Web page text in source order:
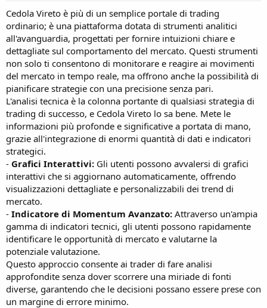
a
r
t
e
Cedola Vireto è più di un semplice portale di trading
ordinario; è una piattaforma dotata di strumenti analitici
all'avanguardia, progettati per fornire intuizioni chiare e
dettagliate sul comportamento del mercato. Questi strumenti
non solo ti consentono di monitorare e reagire ai movimenti
del mercato in tempo reale, ma offrono anche la possibilità di
pianificare strategie con una precisione senza pari.
L'analisi tecnica è la colonna portante di qualsiasi strategia di
trading di successo, e Cedola Vireto lo sa bene. Mete le
informazioni più profonde e significative a portata di mano,
grazie all'integrazione di enormi quantità di dati e indicatori
strategici.
- Grafici Interattivi: Gli utenti possono avvalersi di grafici
interattivi che si aggiornano automaticamente, offrendo
visualizzazioni dettagliate e personalizzabili dei trend di
mercato.
- Indicatore di Momentum Avanzato: Attraverso un'ampia
gamma di indicatori tecnici, gli utenti possono rapidamente
identificare le opportunità di mercato e valutarne la
potenziale valutazione.
Questo approccio consente ai trader di fare analisi
approfondite senza dover scorrere una miriade di fonti
diverse, garantendo che le decisioni possano essere prese con
un margine di errore minimo.